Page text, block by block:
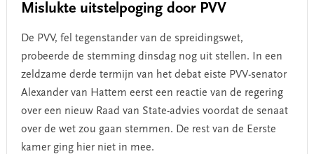
Mislukte uitstelpoging door PVV
De PVV, fel tegenstander van de spreidingswet,
probeerde de stemming dinsdag nog uit stellen. In een
zeldzame derde termijn van het debat eiste PVV-senator
Alexander van Hattem eerst een reactie van de regering
over een nieuw Raad van State-advies voordat de senaat
over de wet zou gaan stemmen. De rest van de Eerste
kamer ging hier niet in mee.